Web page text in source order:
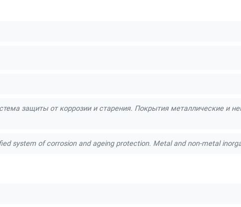
защиты от коррозии и старения. Покрытия металлические и
system of corrosion and ageing protection. Metal and non-metal